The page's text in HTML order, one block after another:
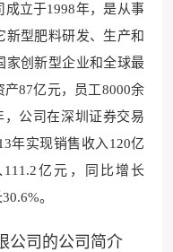
立于1998年，是从事
新型肥料研发、生产和
家创新型企业和全球最
87亿元，员工8000余
，公司在深圳证券交易
年实现销售收入120亿
亿元，同比增长
。
公司的公司简介